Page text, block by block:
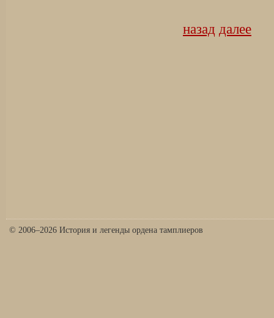
назад далее
© 2006–2026 История и легенды ордена тамплиеров